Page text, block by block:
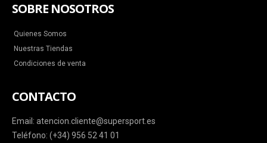
SOBRE NOSOTROS
Quienes Somos
Nuestras Tiendas
Condiciones de venta
CONTACTO
Email: atencion.cliente@supersport.es
Teléfono: (+34) 956 52 41 01